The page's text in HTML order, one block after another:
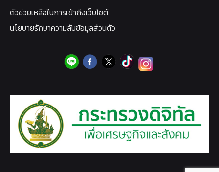
ตัวช่วยเหลือในการเข้าถึงเว็บไซต์
นโยบายรักษาความลับข้อมูลส่วนตัว